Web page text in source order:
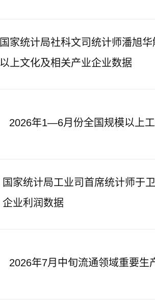
国家统计局社科文司统计师潘旭
以上文化及相关产业企业数据
2026年1—6月份全国规模以上
国家统计局工业司首席统计师于
企业利润数据
2026年7月中旬流通领域重要生